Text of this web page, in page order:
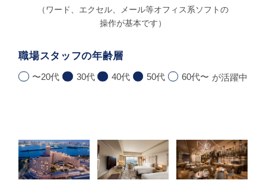
（ワード、エクセル、メール等オフィス系ソフトの
操作が基本です）
職場スタッフの年齢層
〜20代 30代 40代 50代 60代〜 が活躍中